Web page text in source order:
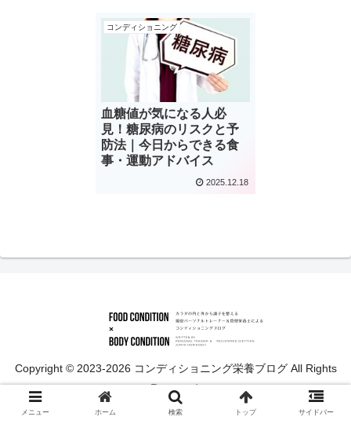
コンディショニング
血糖値が気になる人必
見！糖尿病のリスクと予
防法｜今日からできる食
事・運動アドバイス
2025.12.18
Copyright © 2023-2026 コンディショニング栄養ブログ All Rights
Reserved.
メニュー ホーム 検索 トップ サイドバー